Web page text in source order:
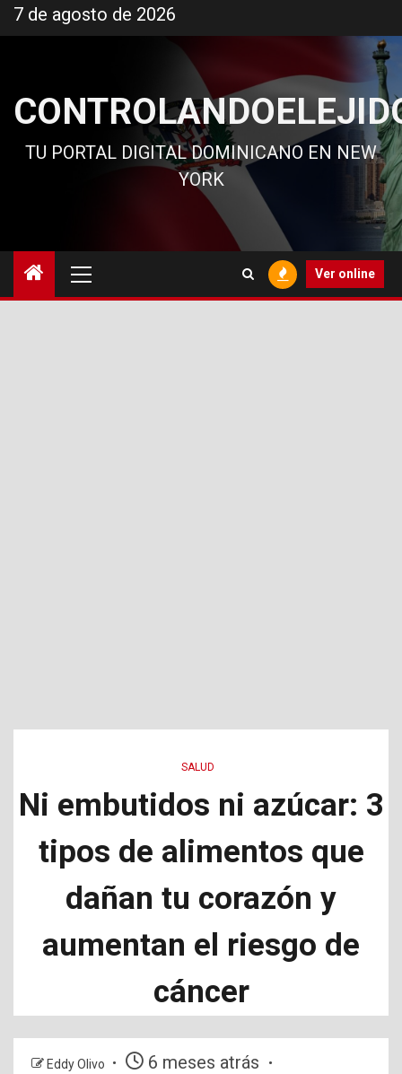
al
7 de agosto de 2026
TU PORTAL DIGITAL DOMINICANO EN NEW
YORK
principal
Ver online
SALUD
Ni embutidos ni azúcar: 3
tipos de alimentos que
dañan tu corazón y
aumentan el riesgo de
cáncer
Eddy Olivo 6 meses atrás